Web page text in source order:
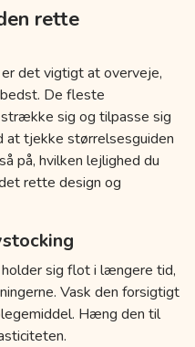
rette
det vigtigt at overveje,
De fleste
sig og tilpasse sig
at tjekke størrelsesguiden
på, hvilken lejlighed du
rette design og
sig flot i længere tid,
Vask den forsigtigt
Hæng den til